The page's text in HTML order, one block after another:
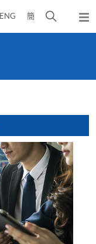
ENG 簡
開
彈
出